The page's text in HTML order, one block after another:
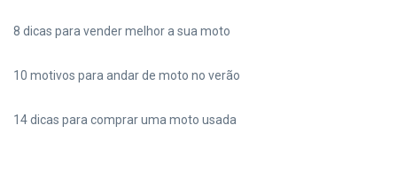
8 dicas para vender melhor a sua moto
10 motivos para andar de moto no verão
14 dicas para comprar uma moto usada